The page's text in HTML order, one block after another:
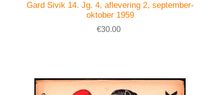
Gard Sivik 14. Jg. 4, aflevering 2, september-
oktober 1959
€30.00